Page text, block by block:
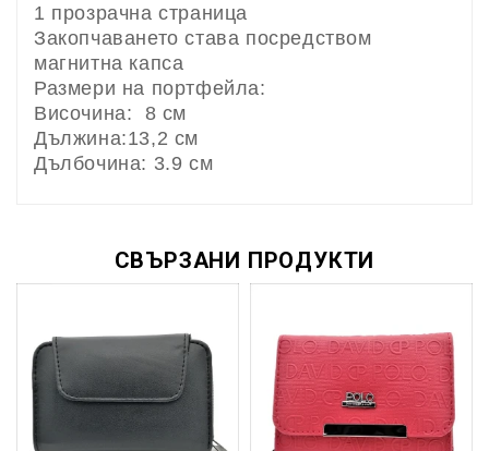
1 прозрачна страница
Закопчаването става посредством
магнитна капса
Размери на портфейла:
Височина: 8 см
Дължина:13,2 см
Дълбочина: 3.9 см
СВЪРЗАНИ ПРОДУКТИ